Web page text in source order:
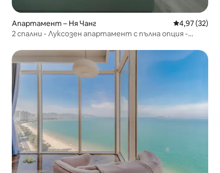
Апартамент – Ня Чанг Средна
4,97 (32)
2 спални - Луксозен апартамент с пълна опция -